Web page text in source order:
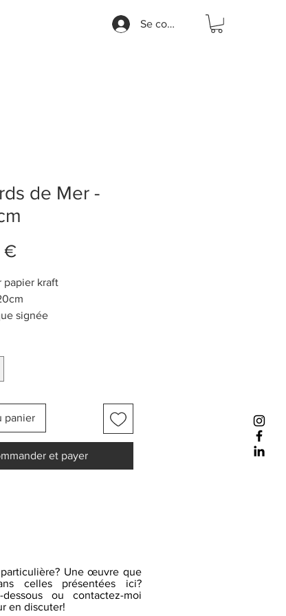
Se connecter
de Mer -
€Prix
papier kraft
signée
panier
et payer
Une œuvre que
celles présentées ici?
ou contactez-moi
en discuter!